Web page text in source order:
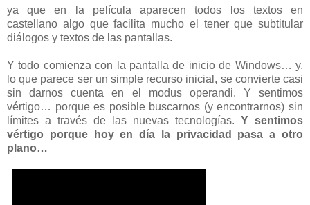
ya que en la película aparecen todos los textos en
castellano algo que facilita mucho el tener que subtitular
diálogos y textos de las pantallas.
Y todo comienza con la pantalla de inicio de Windows… y,
lo que parece ser un simple recurso inicial, se convierte casi
sin darnos cuenta en el modus operandi. Y sentimos
vértigo… porque es posible buscarnos (y encontrarnos) sin
límites a través de las nuevas tecnologías. Y sentimos
vértigo porque hoy en día la privacidad pasa a otro
plano…